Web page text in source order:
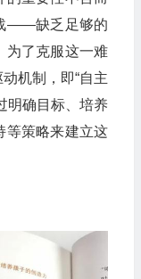
——缺乏足够的
为了克服这一难
机制，即“自主
明确目标、培养
等策略来建立这